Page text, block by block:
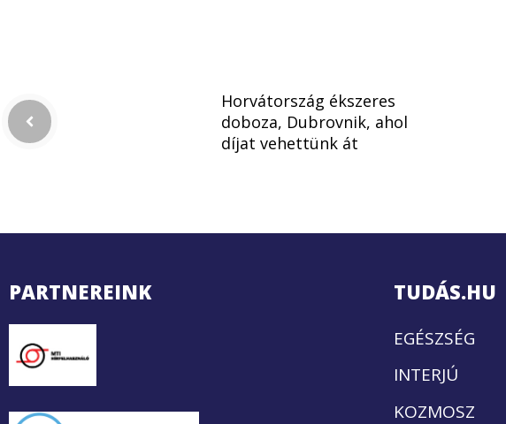
Horvátország ékszeres
doboza, Dubrovnik, ahol
díjat vehettünk át
PARTNEREINK TUDÁS.HU
EGÉSZSÉG
INTERJÚ
KOZMOSZ